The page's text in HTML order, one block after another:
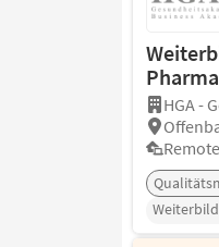
HGA -
Remote